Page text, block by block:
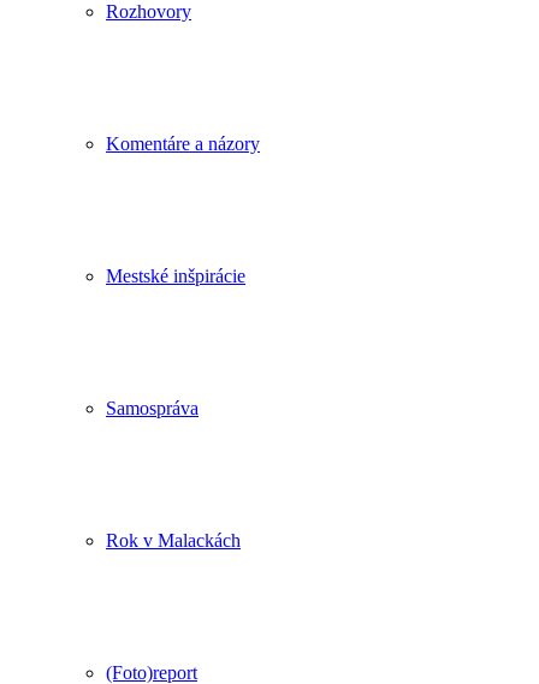
Rozhovory
Komentáre a názory
Mestské inšpirácie
Samospráva
Rok v Malackách
(Foto)report